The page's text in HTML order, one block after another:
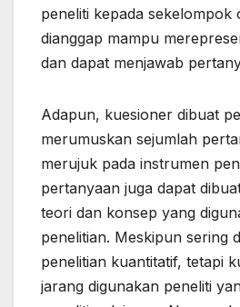
peneliti kepada sekelompok
dianggap mampu
dan dapat menjawab
Adapun, kuesioner dibuat
merumuskan sejumlah
merujuk pada instrumen
pertanyaan juga dapat
teori dan konsep yang
penelitian. Meskipun sering
penelitian kuantitatif, tetapi
jarang digunakan peneliti